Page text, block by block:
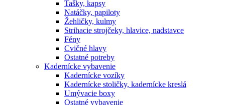
Tašky, kapsy
Natáčky, papiloty
Žehličky, kulmy
Strihacie strojčeky, hlavice, nadstavce
Fény
Cvičné hlavy
Ostatné potreby
Kadernícke vybavenie
Kadernícke vozíky
Kadernícke stoličky, kadernícke kreslá
Umývacie boxy
Ostatné vybavenie